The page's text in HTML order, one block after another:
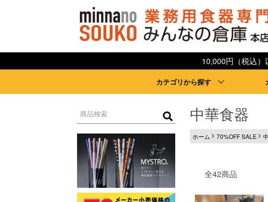
10,000円（税込
カテゴリから探す
中華食器
ホーム 70%OFF SALE
全42商品